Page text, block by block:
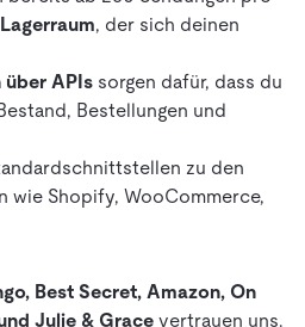
, der sich deinen
über APIs sorgen dafür, dass du
Bestellungen und
zu den
wie Shopify, WooCommerce,
Best Secret, Amazon, On
Julie & Grace vertrauen uns.